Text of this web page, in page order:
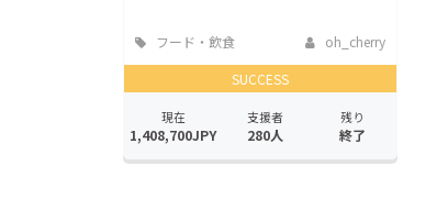
フード・飲食
店
oh_cherry
SUCCESS
現在
1,408,700JPY
支援者
280人
残り
終了